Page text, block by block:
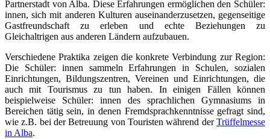
Partnerstadt von Alba. Diese Erfahrungen ermöglichen den Schüler:
innen, sich mit anderen Kulturen auseinanderzusetzen, gegenseitige
Gastfreundschaft zu erleben und echte Beziehungen zu
Gleichaltrigen aus anderen Ländern aufzubauen.
Verschiedene Praktika zeigen die konkrete Verbindung zur Region:
Die Schüler: innen sammeln Erfahrungen in Schulen, sozialen
Einrichtungen, Bildungszentren, Vereinen und Einrichtungen, die
auch mit Tourismus zu tun haben. In einigen Fällen können
beispielweise Schüler: innen des sprachlichen Gymnasiums in
Bereichen tätig sein, in denen Fremdsprachkenntnisse gefragt sind,
wie z.B. bei der Betreuung von Touristen während derTrüffelmesse
in Alba.